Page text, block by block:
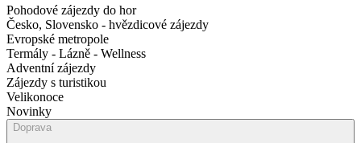
Pohodové zájezdy do hor
Česko, Slovensko - hvězdicové zájezdy
Evropské metropole
Termály - Lázně - Wellness
Adventní zájezdy
Zájezdy s turistikou
Velikonoce
Novinky
Doprava